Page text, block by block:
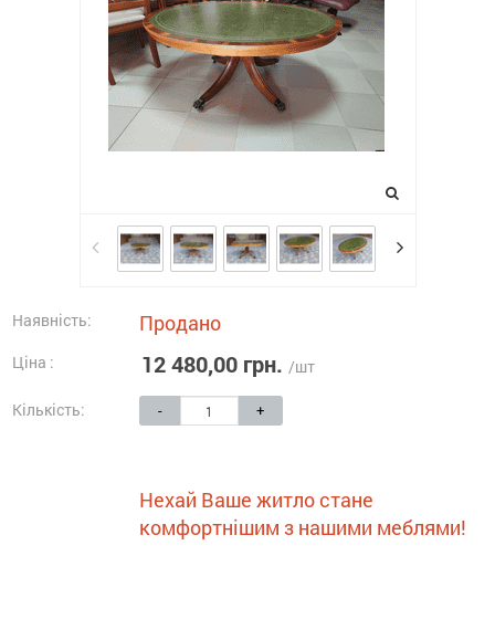
Наявність: Продано
Ціна : 12 480,00 грн. /шт
Кількість: - +
Нехай Ваше житло стане
комфортнішим з нашими меблями!